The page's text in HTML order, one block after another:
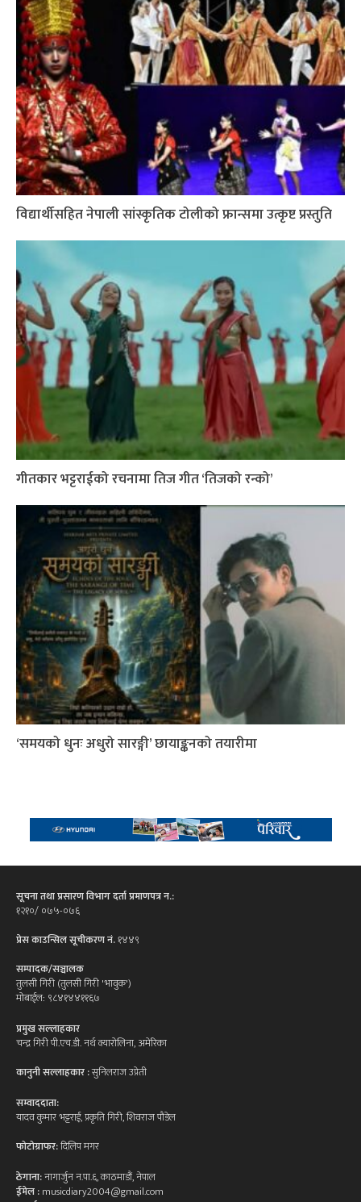
विद्यार्थीसहित नेपाली सांस्कृतिक टोलीको फ्रान्समा उत्कृष्ट प्रस्तुति
गीतकार भट्टराईको रचनामा तिज गीत ‘तिजको रन्को’
‘समयको धुनः अधुरो सारङ्गी’ छायाङ्कनको तयारीमा
सूचना तथा प्रसारण विभाग दर्ता प्रमाणपत्र न.:
१२१०/ ०७५-०७६
प्रेस काउन्सिल सूचीकरण नं.१४४९
सम्पादक/सञ्चालक
तुलसी गिरी (तुलसी गिरी 'भावुक')
मोबाईल: ९८४१४४११६७
प्रमुख सल्लाहकार
चन्द्र गिरी पी.एच.डी. नर्थ क्यारोलिना, अमेरिका
कानुनी सल्लाहकार :सुनिलराज उप्रेती
सम्वाददाता:
यादव कुमार भट्टराई, प्रकृति गिरी, शिवराज पौडेल
फोटोग्राफर:दिलिप मगर
ठेगाना:नागार्जुन न.पा.६, काठमाडौं, नेपाल
ईमेल :musicdiary2004@gmail.com